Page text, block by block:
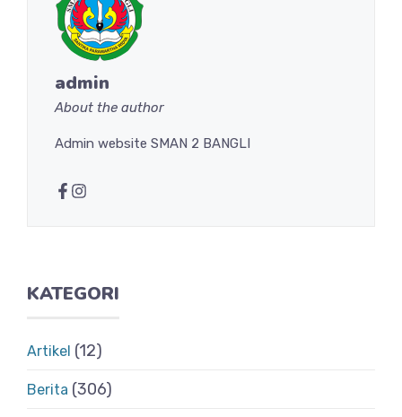
admin
About the author
Admin website SMAN 2 BANGLI
KATEGORI
Artikel (12)
Berita (306)